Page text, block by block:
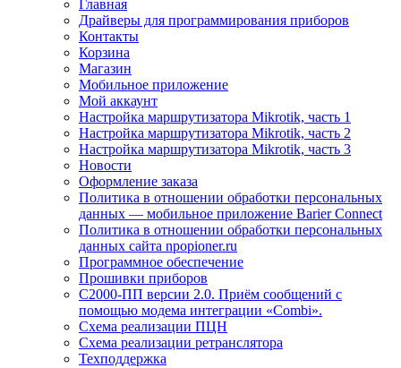
Главная
Драйверы для программирования приборов
Контакты
Корзина
Магазин
Мобильное приложение
Мой аккаунт
Настройка маршрутизатора Mikrotik, часть 1
Настройка маршрутизатора Mikrotik, часть 2
Настройка маршрутизатора Mikrotik, часть 3
Новости
Оформление заказа
Политика в отношении обработки персональных
данных — мобильное приложение Barier Connect
Политика в отношении обработки персональных
данных сайта npopioner.ru
Программное обеспечение
Прошивки приборов
С2000-ПП версии 2.0. Приём сообщений с
помощью модема интеграции «Combi».
Схема реализации ПЦН
Схема реализации ретранслятора
Техподдержка